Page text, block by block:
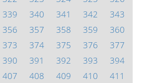
339 340 341 342
343
356 357 358 359
360
373 374 375 376
377
390 391 392 393
394
407 408 409 410
411